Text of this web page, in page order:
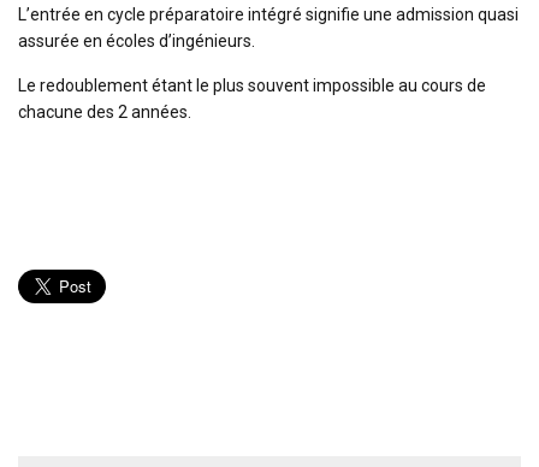
L’entrée en cycle préparatoire intégré signifie une admission quasi
assurée en écoles d’ingénieurs.
Le redoublement étant le plus souvent impossible au cours de
chacune des 2 années.